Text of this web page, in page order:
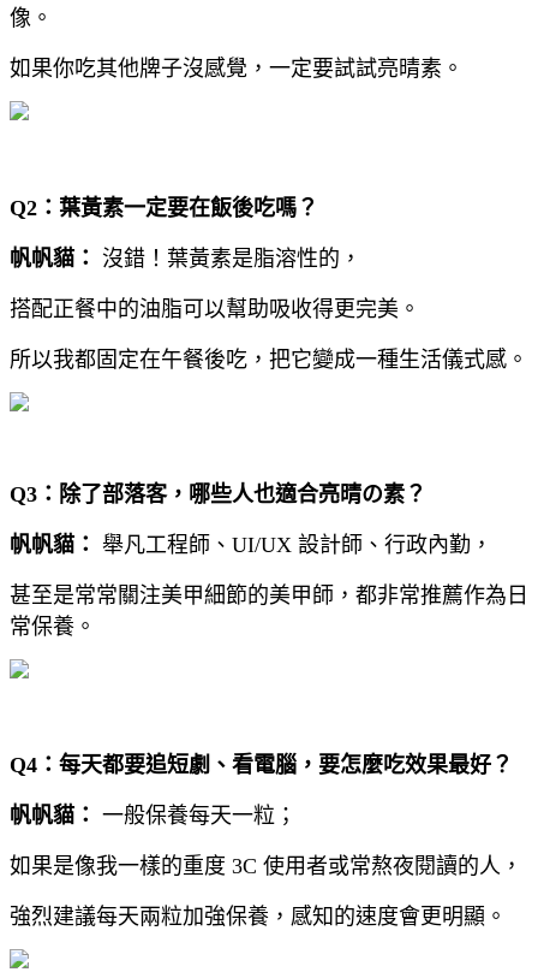
像。
如果你吃其他牌子沒感覺，一定要試試亮晴素。
Q2： 葉黃素一定要在飯後吃嗎？
帆帆貓： 沒錯！葉黃素是脂溶性的，
搭配正餐中的油脂可以幫助吸收得更完美。
所以我都固定在午餐後吃，把它變成一種生活儀式感。
Q3：除了部落客，哪些人也適合亮晴の素？
帆帆貓： 舉凡工程師、UI/UX 設計師、行政內勤，
甚至是常常關注美甲細節的美甲師，都非常推薦作為日
常保養。
Q4： 每天都要追短劇、看電腦，要怎麼吃效果最好？
帆帆貓： 一般保養每天一粒；
如果是像我一樣的重度 3C 使用者或常熬夜閱讀的人，
強烈建議每天兩粒加強保養，感知的速度會更明顯。